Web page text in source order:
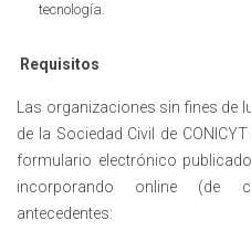
tecnología.
Requisitos
Las organizaciones sin fines de
de la Sociedad Civil de
formulario electrónico
incorporando online (de
antecedentes: